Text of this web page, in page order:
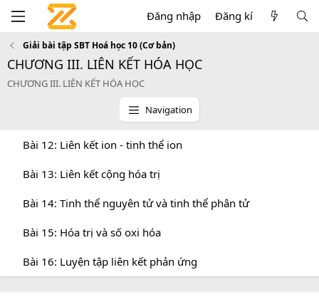
Đăng nhập Đăng kí
Giải bài tập SBT Hoá học 10 (Cơ bản)
CHƯƠNG III. LIÊN KẾT HÓA HỌC
CHƯƠNG III. LIÊN KẾT HÓA HỌC
Navigation
Bài 12: Liên kết ion - tinh thể ion
Bài 13: Liên kết cộng hóa trị
Bài 14: Tinh thể nguyên tử và tinh thể phân tử
Bài 15: Hóa trị và số oxi hóa
Bài 16: Luyện tập liên kết phản ứng